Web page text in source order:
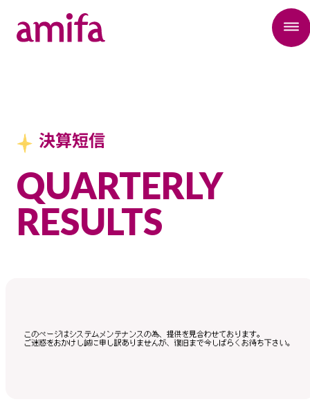
決算短信
QUARTERLY
RESULTS